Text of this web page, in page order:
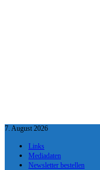
7. August 2026
Links
Mediadaten
Newsletter bestellen